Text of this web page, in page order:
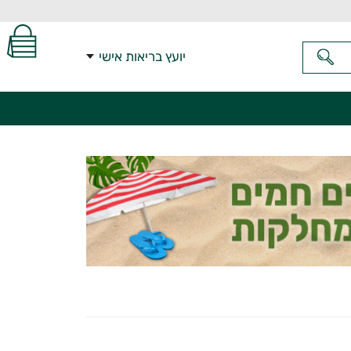
יועץ בריאות אישי